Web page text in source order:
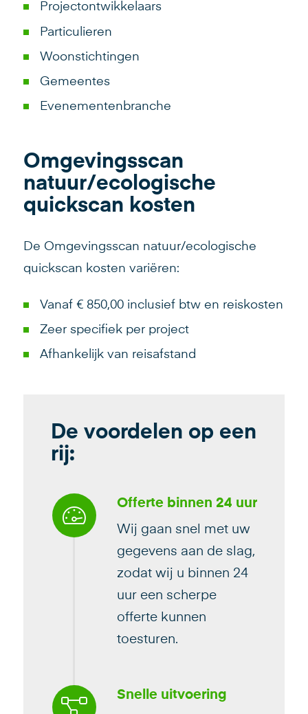
Projectontwikkelaars
Particulieren
Woonstichtingen
Gemeentes
Evenementenbranche
Omgevingsscan
natuur/ecologische
quickscan kosten
De Omgevingsscan natuur/ecologische
quickscan kosten variëren:
Vanaf € 850,00 inclusief btw en reiskosten
Zeer specifiek per project
Afhankelijk van reisafstand
De voordelen op een
rij:
Offerte binnen 24 uur
Wij gaan snel met uw
gegevens aan de slag,
zodat wij u binnen 24
uur een scherpe
offerte kunnen
toesturen.
Snelle uitvoering